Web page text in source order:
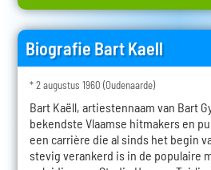
Biografie Bart Kaell
* 2 augustus 1960 (Oudenaarde)
Bart Kaëll, artiestennaam van Bart
bekendste Vlaamse hitmakers en
een carrière die al sinds het begin
stevig verankerd is in de populaire